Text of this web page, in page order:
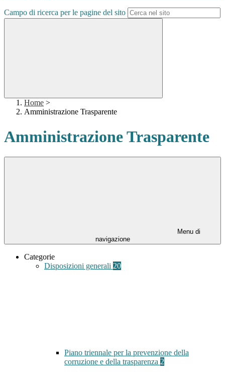
Campo di ricerca per le pagine del sito
Home >
Amministrazione Trasparente
Amministrazione Trasparente
Menu di
navigazione
Categorie
Disposizioni generali 20
Piano triennale per la prevenzione della
corruzione e della trasparenza 2